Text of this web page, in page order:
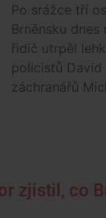
Po srážce tří
Brněnsku
řidič utrpěl
policistů David
záchranářů
zjistil, co